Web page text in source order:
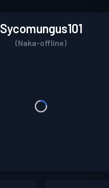
Sycomungus101
(Naka-offline)